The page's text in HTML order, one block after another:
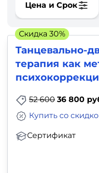
Цена и Срок
Танцевально-
терапия как
52 600 36 800
Сертификат
Купить со
Скидка 30%
фото,
аудио
язык
Для
детей